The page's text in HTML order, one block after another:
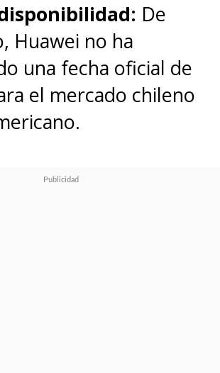
De
Huawei no ha
una fecha oficial de
el mercado chileno